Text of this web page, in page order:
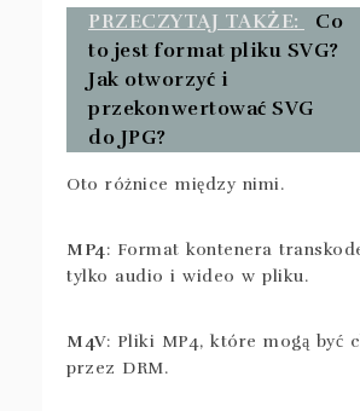
PRZECZYTAJ TAKŻE:
Co
to jest format pliku SVG?
Jak otworzyć i
przekonwertować SVG
do JPG?
Oto różnice między nimi.
MP4: Format kontenera
tylko audio i wideo w pliku.
M4V: Pliki MP4, które mogą być
przez DRM.